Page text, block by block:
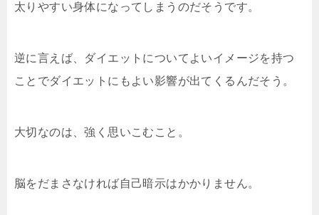
太りやすい身体になってしまうのだそうです。
逆に言えば、ダイエットについてよいイメージを持つ
ことでダイエットにもよい影響が出てくるんだそう。
大切なのは、強く思いこむこと。
脳をだまさなければ自己暗示はかかりません。